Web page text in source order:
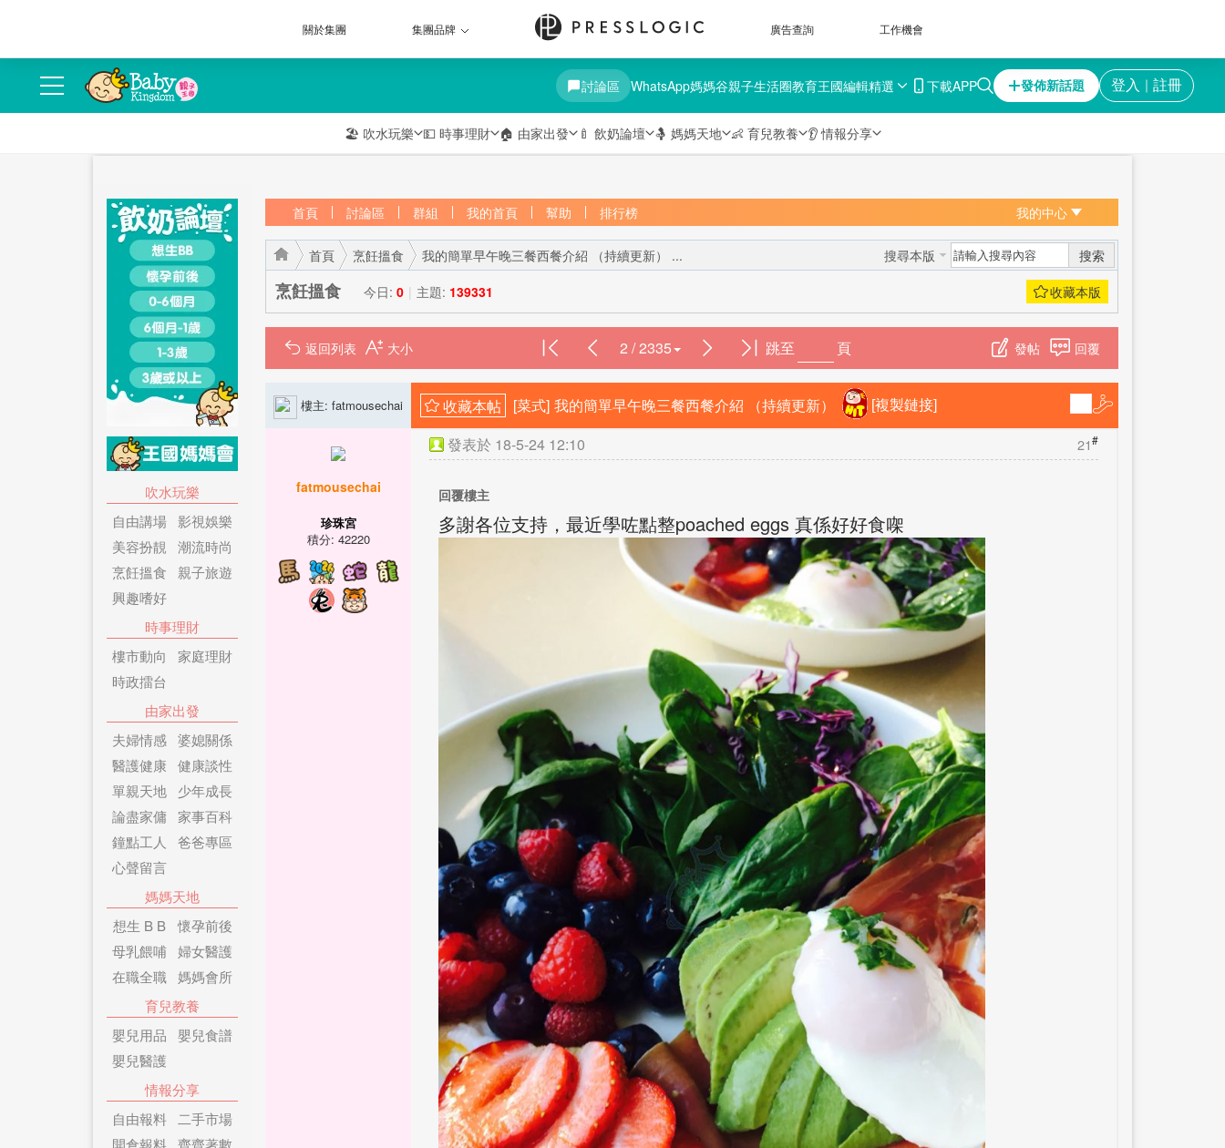
關於集團 集團品牌 廣告查詢 工作機會
討論區 WhatsApp媽媽谷親子生活圈教育王國編輯精選 下載APP 發佈新話題 登入 ｜ 註冊
🏖️ 吹水玩樂 💵 時事理財 🏠 由家出發 🍼 飲奶論壇 🤱 媽媽天地 👶 育兒教養 👂 情報分享
吹水玩樂
自由講場 影視娛樂
美容扮靚
潮流時尚
烹飪搵食
親子旅遊
興趣嗜好
時事理財
樓市動向
家庭理財
時政擂台
由家出發
夫婦情感 婆媳關係
醫護健康
健康談性
單親天地
少年成長
論盡家傭
家事百科
鐘點工人
爸爸專區
心聲留言
媽媽天地
想生 B B
懷孕前後
母乳餵哺 婦女醫護
在職全職
媽媽會所
育兒教養
嬰兒用品
嬰兒食譜
嬰兒醫護
情報分享
自由報料
二手市場
開倉報料 齊齊著數
我的中心
首頁 討論區 群組 我的首頁 幫助 排行榜
搜尋本版 搜索
首頁
›
烹飪搵食 我的簡單早午晚三餐西餐介紹 （持續更新） ...
烹飪搵食 今日: 0 | 主題: 139331
回覆
發帖
返回列表 2 / 2335 跳至 頁
樓主: fatmousechai [菜式] 我的簡單早午晚三餐西餐介紹 （持續更新） [複製鏈接]
fatmousechai
珍珠宮
積分: 42220
21#
發表於 18-5-24 12:10
回覆樓主
多謝各位支持，最近學咗點整poached eggs 真係好好食㗎